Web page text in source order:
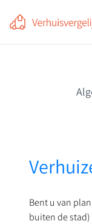
Bent u van
buiten de